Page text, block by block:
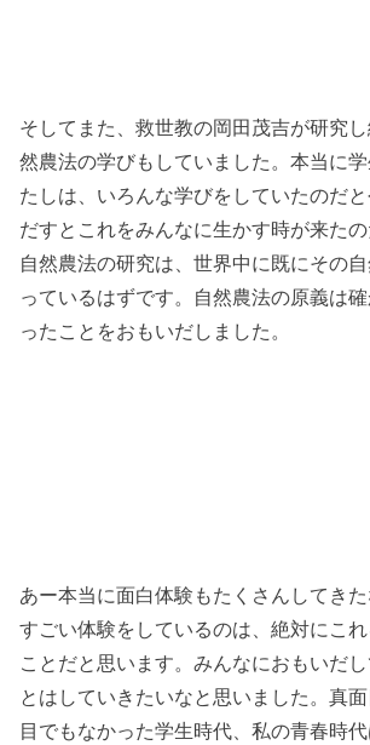
そしてまた、救世教の岡田茂吉が研究
然農法の学びもしていました。本当に
たしは、いろんな学びをしていたのだ
だすとこれをみんなに生かす時が来たの
自然農法の研究は、世界中に既にその
っているはずです。自然農法の原義は
ったことをおもいだしました。
あー本当に面白体験もたくさんしてき
すごい体験をしているのは、絶対にこ
ことだと思います。みんなにおもいだ
とはしていきたいなと思いました。真
目でもなかった学生時代、私の青春時